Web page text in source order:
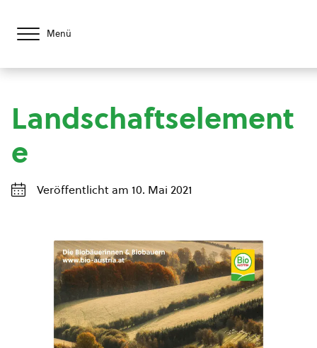
Menü
Landschaftselement
e
Veröffentlicht am 10. Mai 2021